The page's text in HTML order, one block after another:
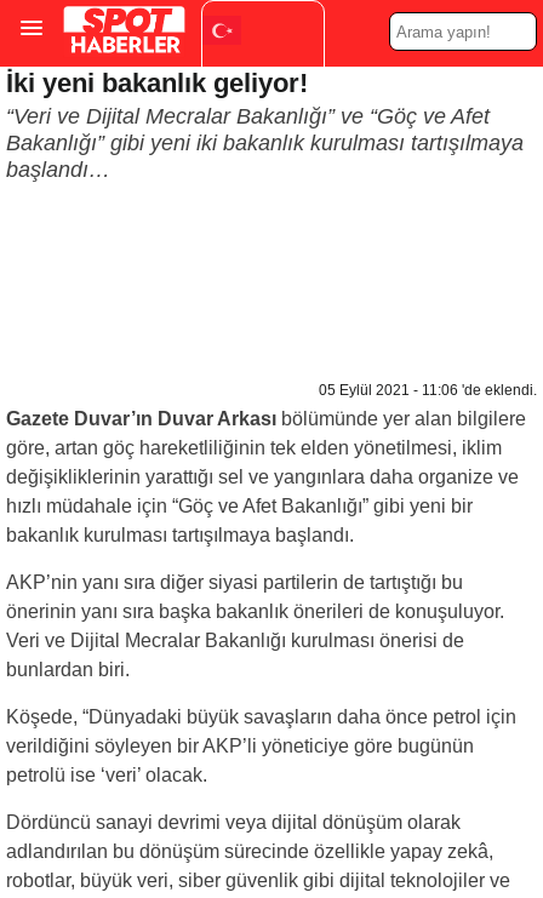
Turkish ▼
İki yeni bakanlık geliyor!
“Veri ve Dijital Mecralar Bakanlığı” ve “Göç ve Afet
Bakanlığı” gibi yeni iki bakanlık kurulması tartışılmaya
başlandı…
05 Eylül 2021 - 11:06 'de eklendi.
Gazete Duvar’ın Duvar Arkası bölümünde yer alan bilgilere
göre, artan göç hareketliliğinin tek elden yönetilmesi, iklim
değişikliklerinin yarattığı sel ve yangınlara daha organize ve
hızlı müdahale için “Göç ve Afet Bakanlığı” gibi yeni bir
bakanlık kurulması tartışılmaya başlandı.
AKP’nin yanı sıra diğer siyasi partilerin de tartıştığı bu
önerinin yanı sıra başka bakanlık önerileri de konuşuluyor.
Veri ve Dijital Mecralar Bakanlığı kurulması önerisi de
bunlardan biri.
Köşede, “Dünyadaki büyük savaşların daha önce petrol için
verildiğini söyleyen bir AKP’li yöneticiye göre bugünün
petrolü ise ‘veri’ olacak.
Dördüncü sanayi devrimi veya dijital dönüşüm olarak
adlandırılan bu dönüşüm sürecinde özellikle yapay zekâ,
robotlar, büyük veri, siber güvenlik gibi dijital teknolojiler ve